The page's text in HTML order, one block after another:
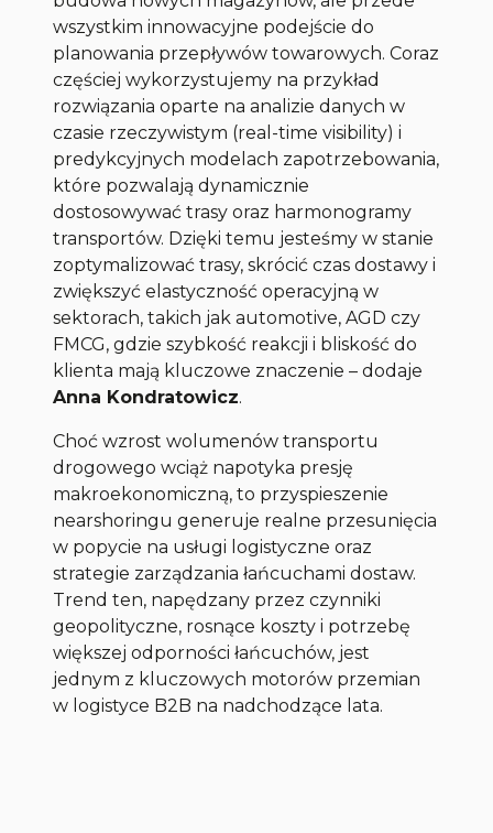
wszystkim innowacyjne podejście do
planowania przepływów towarowych. Coraz
częściej wykorzystujemy na przykład
rozwiązania oparte na analizie danych w
czasie rzeczywistym (real-time visibility) i
predykcyjnych modelach zapotrzebowania,
które pozwalają dynamicznie
dostosowywać trasy oraz harmonogramy
transportów. Dzięki temu jesteśmy w stanie
zoptymalizować trasy, skrócić czas dostawy i
zwiększyć elastyczność operacyjną w
sektorach, takich jak automotive, AGD czy
FMCG, gdzie szybkość reakcji i bliskość do
klienta mają kluczowe znaczenie– dodaje
Anna Kondratowicz.
Choć wzrost wolumenów transportu
drogowego wciąż napotyka presję
makroekonomiczną, to przyspieszenie
nearshoringu generuje realne przesunięcia
w popycie na usługi logistyczne oraz
strategie zarządzania łańcuchami dostaw.
Trend ten, napędzany przez czynniki
geopolityczne, rosnące koszty i potrzebę
większej odporności łańcuchów, jest
jednym z kluczowych motorów przemian
w logistyce B2B na nadchodzące lata.